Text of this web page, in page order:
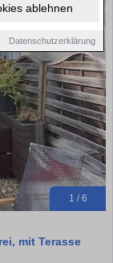
ablehnen
Datenschutzerklärung
1 / 6
mit Terasse